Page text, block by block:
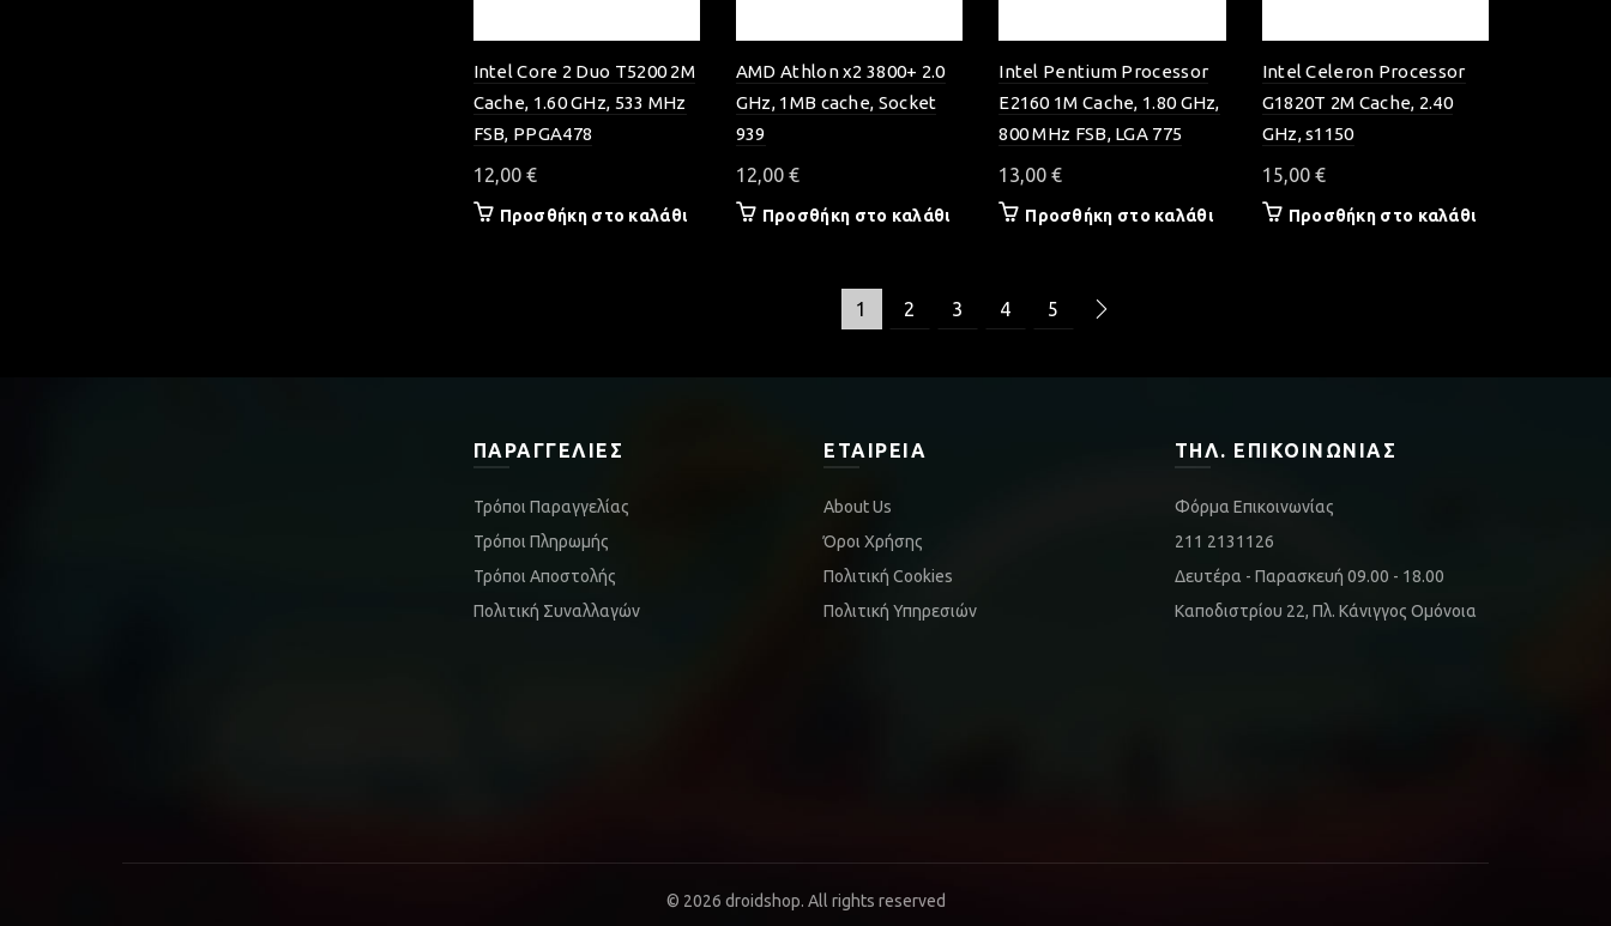
Intel Core 2 Duo T5200 2M
Cache, 1.60 GHz, 533 MHz
FSB, PPGA478
12,00 €
Προσθήκη στο καλάθι
AMD Athlon x2 3800+ 2.0
GHz, 1MB cache, Socket
939
12,00 €
Προσθήκη στο καλάθι
Intel Pentium Processor
E2160 1M Cache, 1.80 GHz,
800 MHz FSB, LGA 775
13,00€
Προσθήκη στο καλάθι
Intel Celeron Processor
G1820T 2M Cache, 2.40
GHz, s1150
15,00 €
Προσθήκη στο καλάθι
1 2 3 4 5
ΠΑΡΑΓΓΕΛΊΕΣ
Τρόποι Παραγγελίας
Τρόποι Πληρωμής
Τρόποι Αποστολής
Πολιτική Συναλλαγών
ΕΤΑΙΡΕΊΑ
About Us
Όροι Χρήσης
Πολιτική Cookies
Πολιτική Υπηρεσιών
ΤΗΛ. ΕΠΙΚΟΙΝΩΝΊΑΣ
Φόρμα Επικοινωνίας
211 2131126
Δευτέρα - Παρασκευή 09.00 - 18.00
Καποδιστρίου 22, Πλ. Κάνιγγος Ομόνοια
© 2026 droidshop. All rights reserved